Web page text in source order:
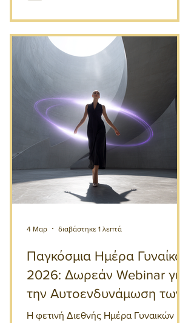
μάθημα αυτό απευθύνεται σε όλους,
ανεξάρτητα από την προηγούμενη
εμπειρία στο θέατρο.
Παγκόσμια Ημέρα Γυναίκας
2026: Δωρεάν Webinar για
την Αυτοενδυνάμωση των
Γυναικών στην Εργασία
Η φετινή Διεθνής Ημέρα Γυναικών
4 Μαρ διαβάστηκε 1 λεπτά